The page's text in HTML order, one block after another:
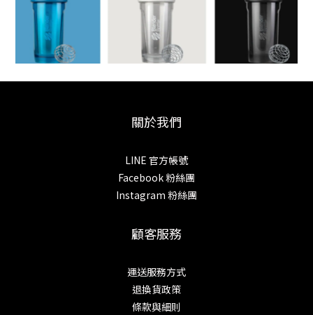
關於我們
LINE 官方帳號
Facebook 粉絲團
Instagram 粉絲團
顧客服務
運送服務方式
退換貨政策
條款與細則